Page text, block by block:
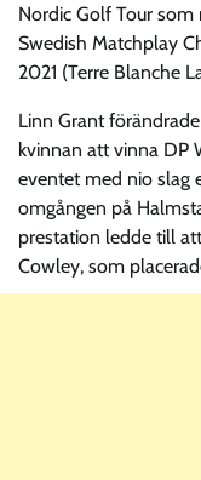
Nordic Golf Tour
Swedish Matchplay
2021 (Terre Blanche
Linn Grant
kvinnan att vinna DP
eventet med nio slag
omgången på
prestation ledde till
Cowley, som